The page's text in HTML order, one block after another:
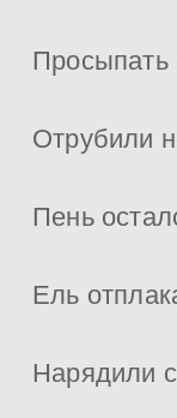
Просыпать
Отрубили
Пень
Ель
Нарядили